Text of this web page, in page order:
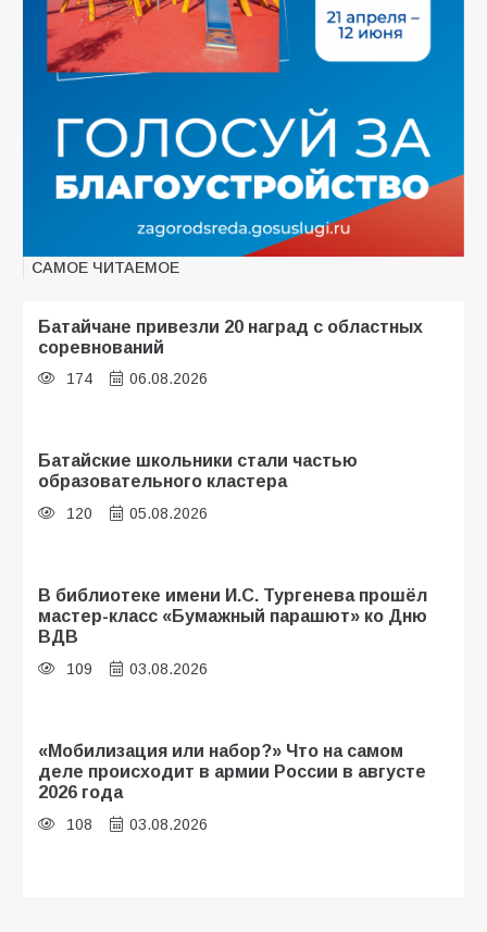
САМОЕ ЧИТАЕМОЕ
Батайчане привезли 20 наград с областных
соревнований
174 06.08.2026
Батайские школьники стали частью
образовательного кластера
120 05.08.2026
В библиотеке имени И.С. Тургенева прошёл
мастер-класс «Бумажный парашют» ко Дню
ВДВ
109 03.08.2026
«Мобилизация или набор?» Что на самом
деле происходит в армии России в августе
2026 года
108 03.08.2026